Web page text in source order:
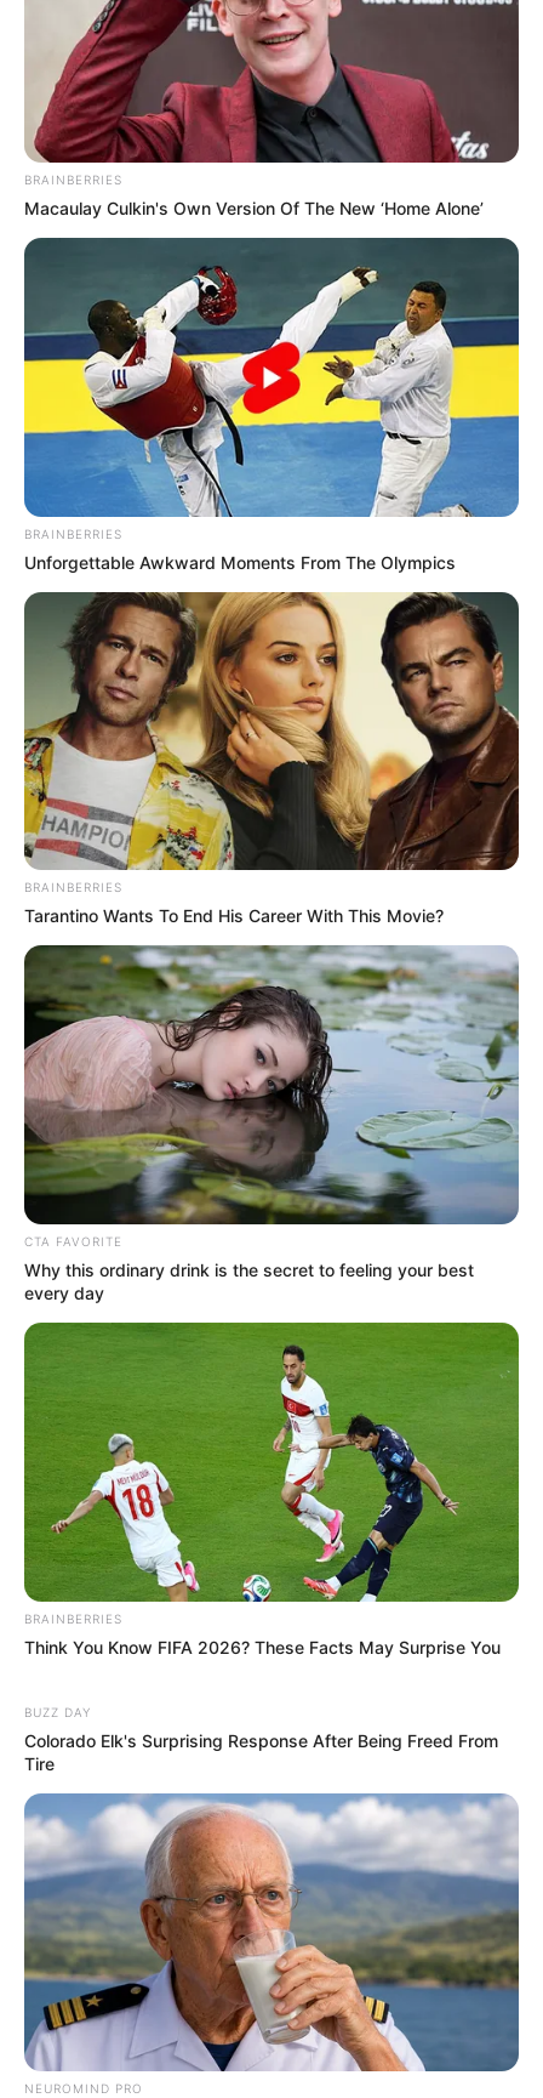
BRAINBERRIES
Macaulay Culkin's Own Version Of The New ‘Home Alone’
BRAINBERRIES
Unforgettable Awkward Moments From The Olympics
BRAINBERRIES
Tarantino Wants To End His Career With This Movie?
CTA FAVORITE
Why this ordinary drink is the secret to feeling your best
every day
BRAINBERRIES
Think You Know FIFA 2026? These Facts May Surprise You
BUZZ DAY
Colorado Elk's Surprising Response After Being Freed From
Tire
NEUROMIND PRO